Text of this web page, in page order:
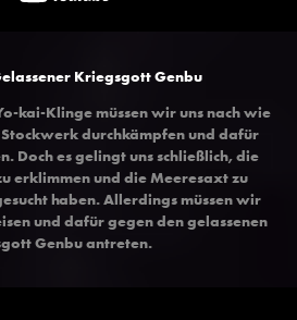
Kriegsgott Genbu
kai-Klinge müssen wir uns nach wie
durchkämpfen und dafür
Doch es gelingt uns schließlich, die
erklimmen und die Meeresaxt zu
haben. Allerdings müssen wir
und dafür gegen den gelassenen
Genbu antreten.